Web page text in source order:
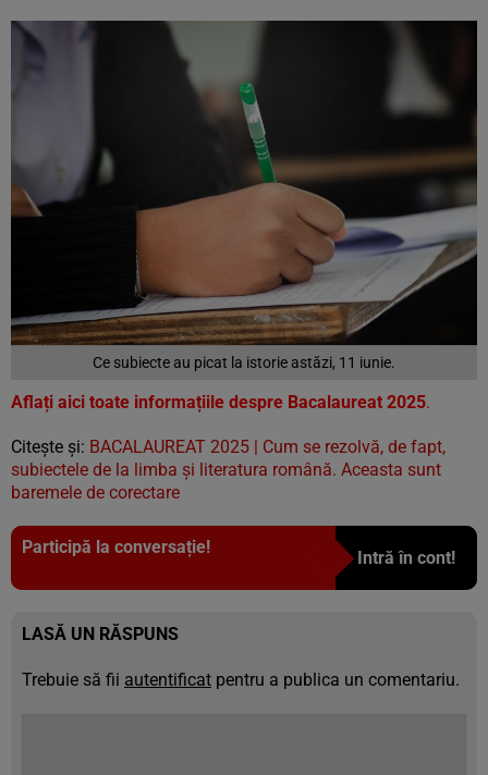
Ce subiecte au picat la istorie astăzi, 11 iunie.
Aflați aici toate informațiile despre Bacalaureat 2025.
Citește și: BACALAUREAT 2025 | Cum se rezolvă, de fapt,
subiectele de la limba și literatura română. Aceasta sunt
baremele de corectare
Participă la conversație!
Intră în cont!
LASĂ UN RĂSPUNS
Trebuie să fii autentificat pentru a publica un comentariu.